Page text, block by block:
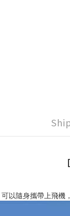
可以隨身攜帶上飛機，